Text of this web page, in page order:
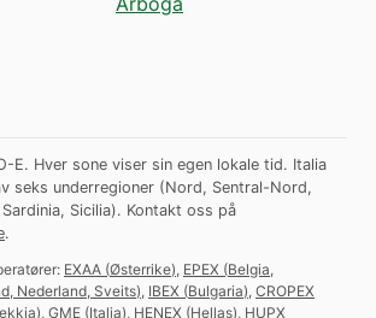
E. Hver sone viser sin egen lokale tid. Italia
seks underregioner (Nord, Sentral-Nord,
Sicilia). Kontakt oss på
.
EXAA (Østerrike) EPEX (Belgia,
Nederland, Sveits) IBEX (Bulgaria) CROPEX
) GME (Italia) HENEX (Hellas) HUPX